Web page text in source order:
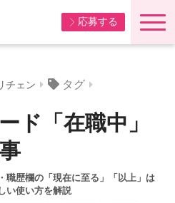
応募する
チェン タグ
ド「在職中」
職歴欄の「現在に至る」「以上」は
い使い方を解説